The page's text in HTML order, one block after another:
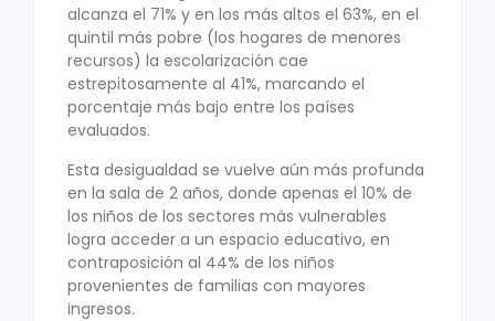
alcanza el 71% y en los más altos el 63%, en el
quintil más pobre (los hogares de menores
recursos) la escolarización cae
estrepitosamente al 41%, marcando el
porcentaje más bajo entre los países
evaluados.
Esta desigualdad se vuelve aún más profunda
en la sala de 2 años, donde apenas el 10% de
los niños de los sectores más vulnerables
logra acceder a un espacio educativo, en
contraposición al 44% de los niños
provenientes de familias con mayores
ingresos.